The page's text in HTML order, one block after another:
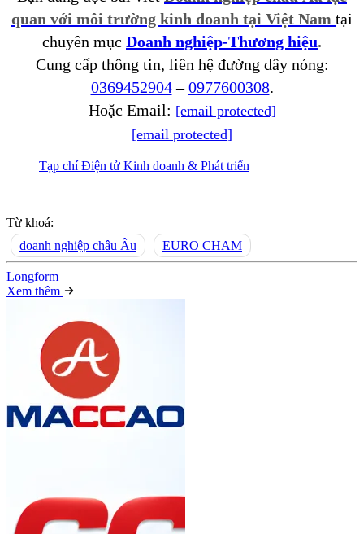
quan với môi trường kinh doanh tại Việt Nam tại
chuyên mục Doanh nghiệp-Thương hiệu.
Cung cấp thông tin, liên hệ đường dây nóng:
0369452904–0977600308.
Hoặc Email: [email protected]
[email protected]
Tạp chí Điện tử Kinh doanh & Phát triển
Từ khoá:
doanh nghiệp châu Âu
EURO CHAM
Longform
Xem thêm